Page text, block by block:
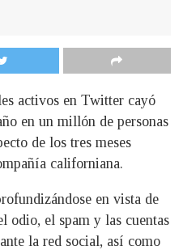
activos en Twitter cayó
en un millón de personas
de los tres meses
californiana.
en vista de
odio, el spam y las cuentas
la red social, así como